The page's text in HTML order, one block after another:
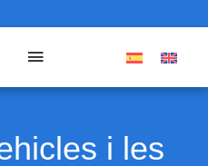
i les